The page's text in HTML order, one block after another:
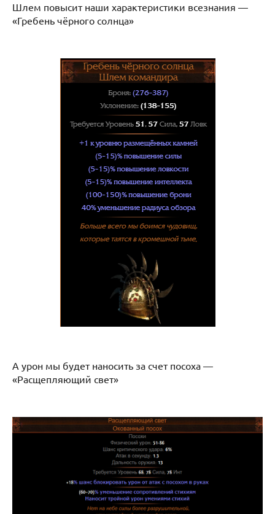
Шлем повысит наши характеристики всезнания —
«Гребень чёрного солнца»
А урон мы будет наносить за счет посоха —
«Расщепляющий свет»